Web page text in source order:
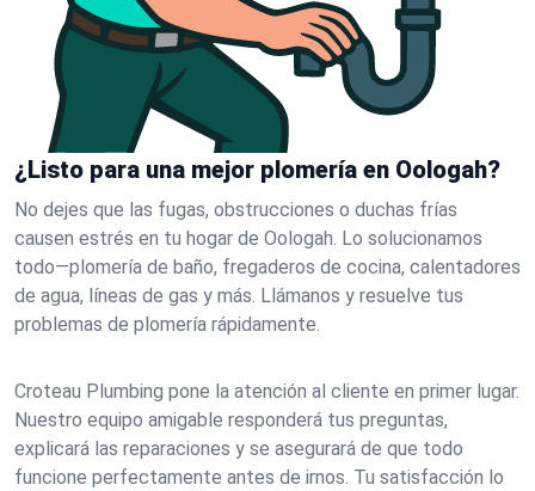
¿Listo para una mejor plomería en Oologah?
No dejes que las fugas, obstrucciones o duchas frías
causen estrés en tu hogar de Oologah. Lo solucionamos
todo—plomería de baño, fregaderos de cocina, calentadores
de agua, líneas de gas y más. Llámanos y resuelve tus
problemas de plomería rápidamente.
Croteau Plumbing pone la atención al cliente en primer lugar.
Nuestro equipo amigable responderá tus preguntas,
explicará las reparaciones y se asegurará de que todo
funcione perfectamente antes de irnos. Tu satisfacción lo